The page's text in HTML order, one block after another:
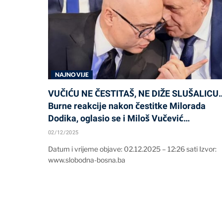
NAJNOVIJE
VUČIĆU NE ČESTITAŠ, NE DIŽE
Burne reakcije nakon čestitke Milorada
Dodika, oglasio se i Miloš Vučević…
02/12/2025
Datum i vrijeme objave: 02.12.2025 – 12:26 sati Izvor:
www.slobodna-bosna.ba